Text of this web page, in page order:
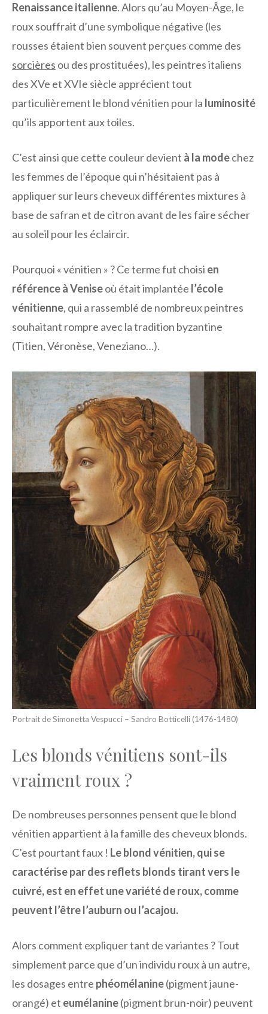
Renaissance italienne. Alors qu’au Moyen-Âge, le
roux souffrait d’une symbolique négative (les
rousses étaient bien souvent perçues comme des
sorcières ou des prostituées), les peintres italiens
des XVe et XVIe siècle apprécient tout
particulièrement le blond vénitien pour la luminosité
qu’ils apportent aux toiles.
C’est ainsi que cette couleur devient à la modechez
les femmes de l’époque qui n’hésitaient pas à
appliquer sur leurs cheveux différentes mixtures à
base de safran et de citron avant de les faire sécher
au soleil pour les éclaircir.
Pourquoi « vénitien » ? Ce terme fut choisi en
référence à Veniseoù était implantée l’école
vénitienne, qui a rassemblé de nombreux peintres
souhaitant rompre avec la tradition byzantine
(Titien, Véronèse, Veneziano…).
Portrait de Simonetta Vespucci – Sandro Botticelli (1476-1480)
Les blonds vénitiens sont-ils
vraiment roux ?
De nombreuses personnes pensent que le blond
vénitien appartient à la famille des cheveux blonds.
C’est pourtant faux ! Le blond vénitien, qui se
caractérise par des reflets blonds tirant vers le
cuivré, est en effet une variété de roux, comme
peuvent l’être l’auburn ou l’acajou.
Alors comment expliquer tant de variantes ? Tout
simplement parce que d’un individu roux à un autre,
les dosages entre phéomélanine(pigment jaune-
orangé) et eumélanine(pigment brun-noir) peuvent